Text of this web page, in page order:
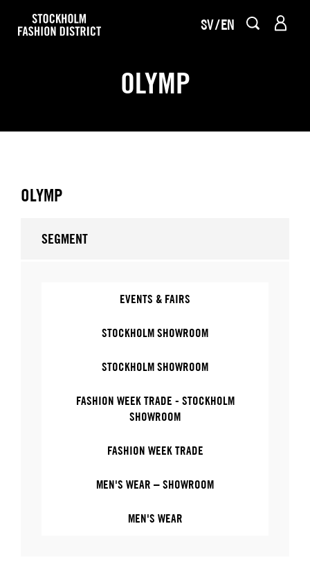
SV EN
OLYMP
OLYMP
SEGMENT
EVENTS & FAIRS
STOCKHOLM SHOWROOM
STOCKHOLM SHOWROOM
FASHION WEEK TRADE - STOCKHOLM
SHOWROOM
FASHION WEEK TRADE
MEN'S WEAR – SHOWROOM
MEN'S WEAR